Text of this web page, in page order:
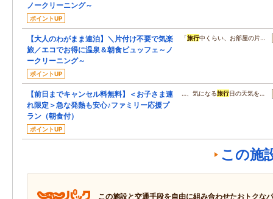
ノークリーニング～
ポイントUP
【大人のわがまま連泊】＼片付け不要で気楽
旅／エコでお得に温泉＆朝食ビュッフェ～ノ
ークリーニング～
ポイントUP
「旅行中くらい、お部屋の片…
【前日までキャンセル料無料】＜お子さま連
れ限定＞急な発熱も安心♪ファミリー応援プ
ラン（朝食付）
ポイントUP
…、気になる旅行日の天気を…
この施
この施設と交通手段を自由に組み合わせたおトクな